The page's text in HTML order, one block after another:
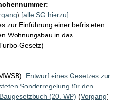
) [alle SG hierzu]
zur Einführung einer befristeten
Wohnungsbau in das
Gesetz)
Entwurf eines Gesetzes zur
Sonderregelung für den
(20. WP) (Vorgang)